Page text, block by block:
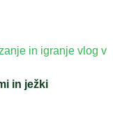
in ježki